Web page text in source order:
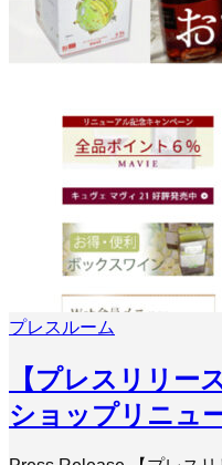
プレスルーム
【プレスリリー
ショップリニュ